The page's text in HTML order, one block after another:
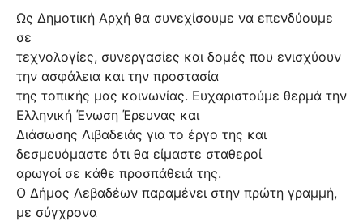
Ως Δημοτική Αρχή θα συνεχίσουμε να επενδύουμε
σε
τεχνολογίες, συνεργασίες και δομές που ενισχύουν
την ασφάλεια και την προστασία
της τοπικής μας κοινωνίας. Ευχαριστούμε θερμά την
Ελληνική Ένωση Έρευνας και
Διάσωσης Λιβαδειάς για το έργο της και
δεσμευόμαστε ότι θα είμαστε σταθεροί
αρωγοί σε κάθε προσπάθειά της.
Ο Δήμος Λεβαδέων παραμένει στην πρώτη γραμμή,
με σύγχρονα